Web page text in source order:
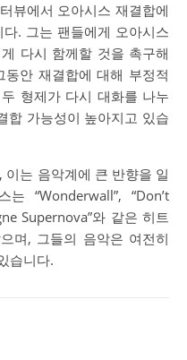
뷰에서 오아시스 재결합에
. 그는 팬들에게 오아시스
다시 함께할 것을 촉구해
안 재결합에 대해 부정적
형제가 다시 대화를 나누
합 가능성이 높아지고 있습
는 음악계에 큰 반향을 일
“Wonderwall”, “Don’t
Supernova”와 같은 히트
며, 그들의 음악은 여전히
습니다.